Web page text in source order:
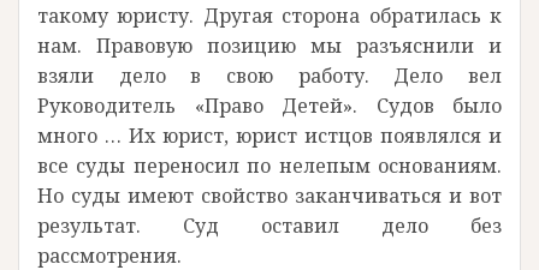
такому юристу. Другая сторона обратилась к
нам. Правовую позицию мы разъяснили и
взяли дело в свою работу. Дело вел
Руководитель «Право Детей». Судов было
много … Их юрист, юрист истцов появлялся и
все суды переносил по нелепым основаниям.
Но суды имеют свойство заканчиваться и вот
результат. Суд оставил дело без
рассмотрения.